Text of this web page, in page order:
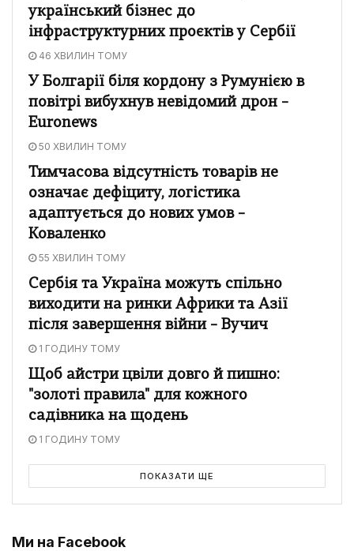
український бізнес до
інфраструктурних проєктів у Сербії
46 ХВИЛИН ТОМУ
У Болгарії біля кордону з Румунією в
повітрі вибухнув невідомий дрон –
Euronews
50 ХВИЛИН ТОМУ
Тимчасова відсутність товарів не
означає дефіциту, логістика
адаптується до нових умов –
Коваленко
55 ХВИЛИН ТОМУ
Сербія та Україна можуть спільно
виходити на ринки Африки та Азії
після завершення війни – Вучич
1 ГОДИНУ ТОМУ
Щоб айстри цвіли довго й пишно:
"золоті правила" для кожного
садівника на щодень
1 ГОДИНУ ТОМУ
ПОКАЗАТИ ЩЕ
Ми на Facebook